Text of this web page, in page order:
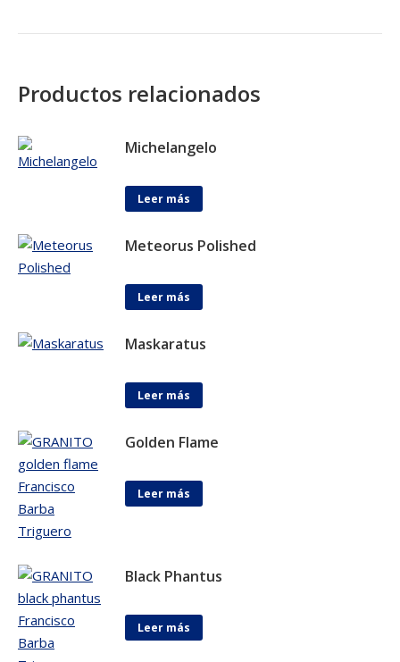
Productos relacionados
Michelangelo
Leer más
Meteorus Polished
Leer más
Maskaratus
Leer más
Golden Flame
Leer más
Black Phantus
Leer más